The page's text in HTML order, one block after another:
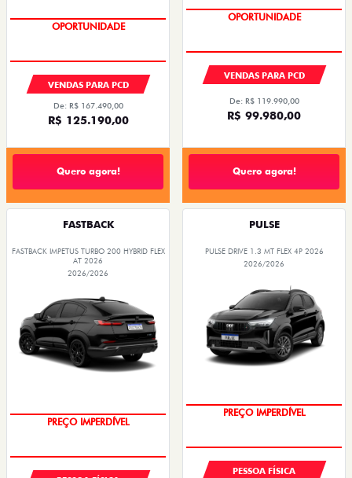
OPORTUNIDADE
VENDAS PARA PCD
De: R$ 167.490,00
R$ 125.190,00
Quero agora!
OPORTUNIDADE
VENDAS PARA PCD
De: R$ 119.990,00
R$ 99.980,00
Quero agora!
FASTBACK
FASTBACK IMPETUS TURBO 200 HYBRID FLEX
AT 2026
2026/2026
PREÇO IMPERDÍVEL
PULSE
PULSE DRIVE 1.3 MT FLEX 4P 2026
2026/2026
PREÇO IMPERDÍVEL
PESSOA FÍSICA